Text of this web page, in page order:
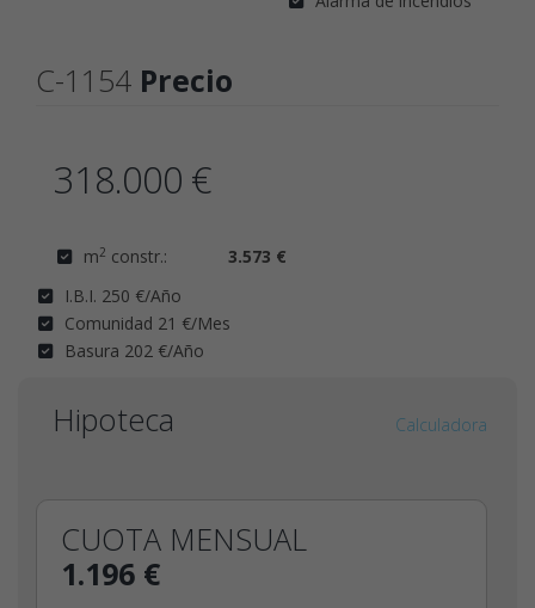
C-1154 Precio
318.000 €
m2 constr.:
3.573 €
I.B.I. 250 €/Año
Comunidad 21 €/Mes
Basura 202 €/Año
Hipoteca Calculadora
CUOTA MENSUAL
1.196 €